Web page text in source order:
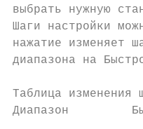
выбрать нужную
Шаги настройки
нажатие изменяет
диапазона на
Таблица изменения
Диапазон